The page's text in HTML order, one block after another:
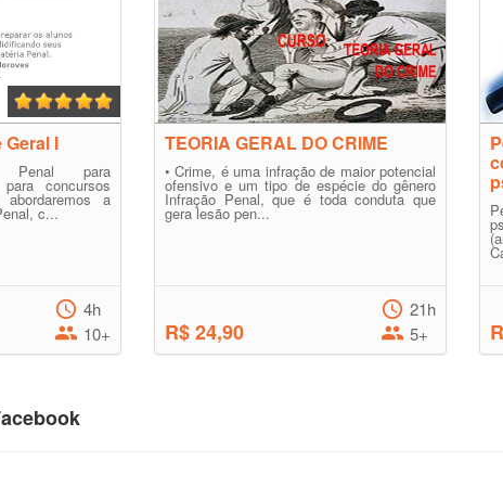
Geral I
para
para concursos
a
c...
4h
10+
TEORIA GERAL DO CRIME
• Crime, é uma infração de maior potencial
ofensivo e um tipo de espécie do gênero
Infração Penal, que é toda conduta que
gera lesão pen...
R$ 24,90
21h
5+